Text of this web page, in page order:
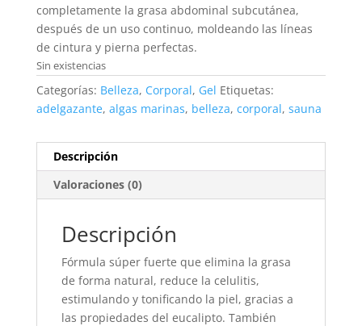
completamente la grasa abdominal subcutánea,
después de un uso continuo, moldeando las líneas
de cintura y pierna perfectas.
Sin existencias
Categorías: Belleza, Corporal, Gel Etiquetas:
adelgazante, algas marinas, belleza, corporal, sauna
Descripción
Valoraciones (0)
Descripción
Fórmula súper fuerte que elimina la grasa
de forma natural, reduce la celulitis,
estimulando y tonificando la piel, gracias a
las propiedades del eucalipto. También